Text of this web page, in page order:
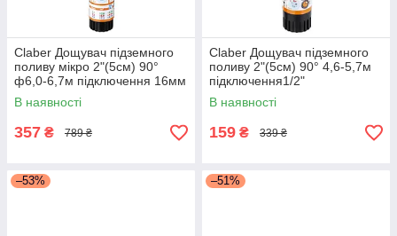
Claber Дощувач підземного
поливу мікро 2"(5см) 90°
ф6,0-6,7м підключення 16мм
COLIBRI
В наявності
357 ₴ 789 ₴
Claber Дощувач підземного
поливу 2"(5см) 90° 4,6-5,7м
підключення1/2"
В наявності
159 ₴ 339 ₴
–53% –51%